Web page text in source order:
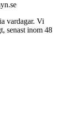
vardagar. Vi
senast inom 48